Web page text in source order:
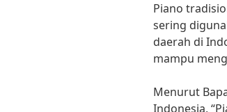
Piano
sering
daerah di
mampu
Menurut
Indonesia,